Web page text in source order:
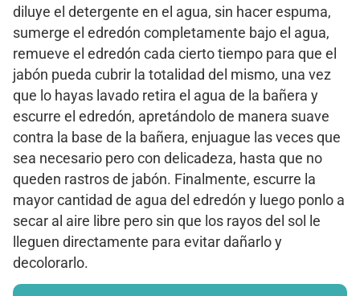
diluye el detergente en el agua, sin hacer espuma,
sumerge el edredón completamente bajo el agua,
remueve el edredón cada cierto tiempo para que el
jabón pueda cubrir la totalidad del mismo, una vez
que lo hayas lavado retira el agua de la bañera y
escurre el edredón, apretándolo de manera suave
contra la base de la bañera, enjuague las veces que
sea necesario pero con delicadeza, hasta que no
queden rastros de jabón. Finalmente, escurre la
mayor cantidad de agua del edredón y luego ponlo a
secar al aire libre pero sin que los rayos del sol le
lleguen directamente para evitar dañarlo y
decolorarlo.